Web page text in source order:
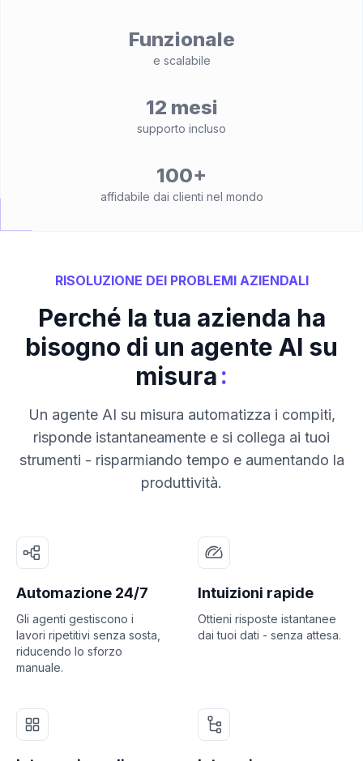
Funzionale
e scalabile
12 mesi
supporto incluso
100+
affidabile dai clienti nel mondo
RISOLUZIONE DEI PROBLEMI AZIENDALI
Perché la tua azienda ha
bisogno di un agente AI su
misura:
Un agente AI su misura automatizza i compiti,
risponde istantaneamente e si collega ai tuoi
strumenti - risparmiando tempo e aumentando la
produttività.
Automazione 24/7
Gli agenti gestiscono i
lavori ripetitivi senza sosta,
riducendo lo sforzo
manuale.
Intuizioni rapide
Ottieni risposte istantanee
dai tuoi dati - senza attesa.